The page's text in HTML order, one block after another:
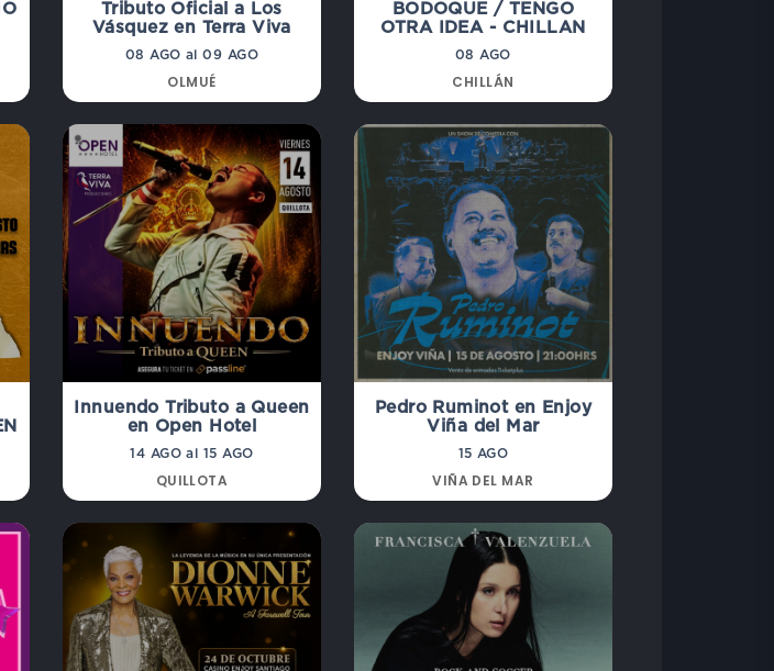
Tributo Oficial a Los
Vásquez en Terra Viva
08 AGO al 09 AGO
OLMUÉ
BODOQUE / TENGO
OTRA IDEA - CHILLAN
08 AGO
CHILLÁN
Innuendo Tributo a Queen
en Open Hotel
14 AGO al 15 AGO
QUILLOTA
Pedro Ruminot en Enjoy
Viña del Mar
15 AGO
VIÑA DEL MAR